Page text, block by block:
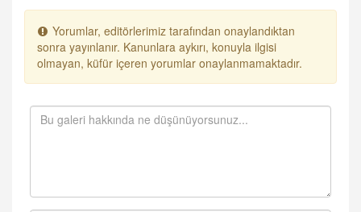
Yorumlar, editörlerimiz tarafından onaylandıktan
sonra yayınlanır. Kanunlara aykırı, konuyla ilgisi
olmayan, küfür içeren yorumlar onaylanmamaktadır.